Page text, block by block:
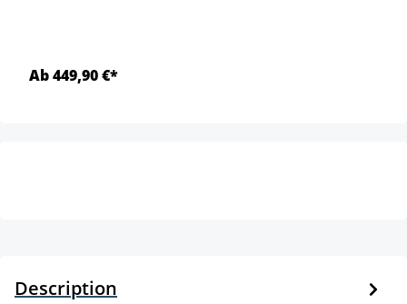
Ab 449,90 €*
Description